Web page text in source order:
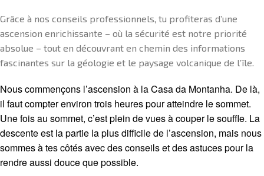
Grâce à nos conseils professionnels, tu profiteras d’une
ascension enrichissante – où la sécurité est notre priorité
absolue – tout en découvrant en chemin des informations
fascinantes sur la géologie et le paysage volcanique de l’île.
Nous commençons l’ascension à la Casa da Montanha. De là,
il faut compter environ trois heures pour atteindre le sommet.
Une fois au sommet, c’est plein de vues à couper le souffle. La
descente est la partie la plus difficile de l’ascension, mais nous
sommes à tes côtés avec des conseils et des astuces pour la
rendre aussi douce que possible.